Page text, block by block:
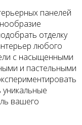
панелей
отделку
любого
с насыщенными
и пастельными
вашего